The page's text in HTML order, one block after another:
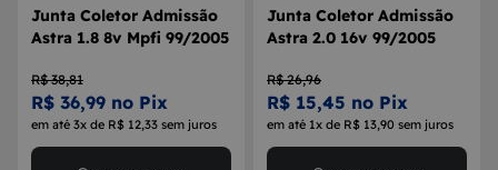
Junta Coletor Admissão
Astra 1.8 8v Mpfi 99/2005
R$ 38,81
R$ 36,99 no Pix
em até 3x de R$ 12,33 sem juros
Junta Coletor Admissão
Astra 2.0 16v 99/2005
R$ 26,96
R$ 15,45 no Pix
em até 1x de R$ 13,90 sem juros